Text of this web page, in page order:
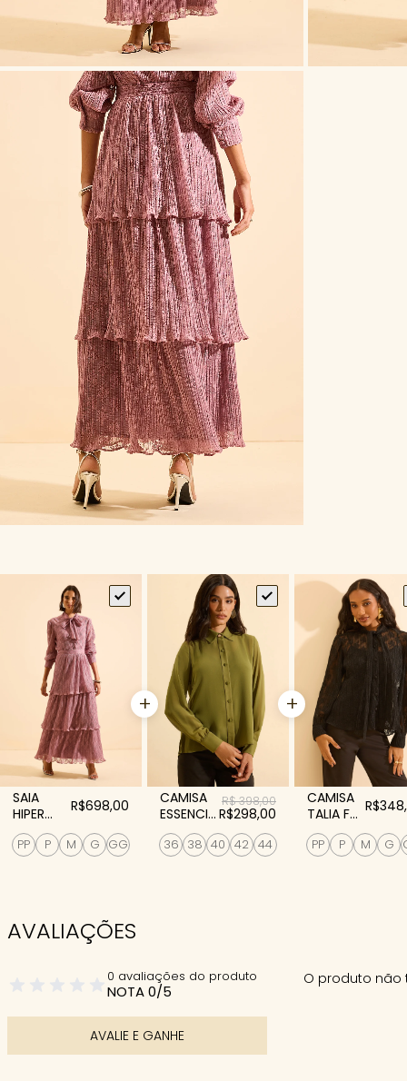
SAIA
HIPER
MIDI
TALIA
BLUSH
R$698,00
PP P M G GG
CAMISA
ESSENCIA
OLIVA
R$ 398,00
R$298,00
36 38 40 42 44
CAMISA
TALIA F
PRETO
PP P M G
AVALIAÇÕES
0 avaliações do produto
NOTA 0/5
AVALIE E GANHE
O produto não